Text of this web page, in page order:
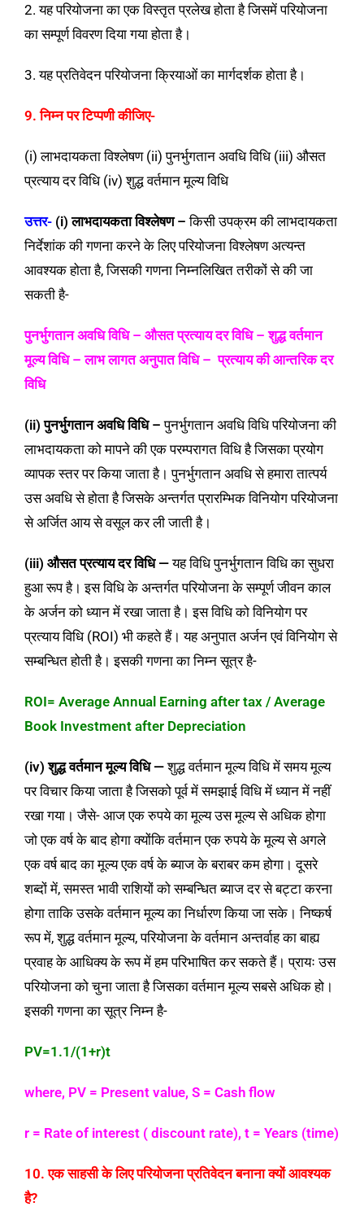
2. यह परियोजना का एक विस्तृत प्रलेख होता है जिसमें परियोजना
का सम्पूर्ण विवरण दिया गया होता है।
3. यह प्रतिवेदन परियोजना क्रियाओं का मार्गदर्शक होता है।
9. निम्न पर टिप्पणी कीजिए-
(i) लाभदायकता विश्लेषण (ii) पुनर्भुगतान अवधि विधि (iii) औसत
प्रत्याय दर विधि (iv) शुद्ध वर्तमान मूल्य विधि
उत्तर- (i) लाभदायकता विश्लेषण – किसी उपक्रम की लाभदायकता
निर्देशांक की गणना करने के लिए परियोजना विश्लेषण अत्यन्त
आवश्यक होता है, जिसकी गणना निम्नलिखित तरीकों से की जा
सकती है-
पुनर्भुगतान अवधि विधि – औसत प्रत्याय दर विधि – शुद्ध वर्तमान
मूल्य विधि – लाभ लागत अनुपात विधि – प्रत्याय की आन्तरिक दर
विधि
(ii) पुनर्भुगतान अवधि विधि – पुनर्भुगतान अवधि विधि परियोजना की
लाभदायकता को मापने की एक परम्परागत विधि है जिसका प्रयोग
व्यापक स्तर पर किया जाता है। पुनर्भुगतान अवधि से हमारा तात्पर्य
उस अवधि से होता है जिसके अन्तर्गत प्रारम्भिक विनियोग परियोजना
से अर्जित आय से वसूल कर ली जाती है।
(iii) औसत प्रत्याय दर विधि —यह विधि पुनर्भुगतान विधि का सुधरा
हुआ रूप है। इस विधि के अन्तर्गत परियोजना के सम्पूर्ण जीवन काल
के अर्जन को ध्यान में रखा जाता है। इस विधि को विनियोग पर
प्रत्याय विधि (ROI) भी कहते हैं। यह अनुपात अर्जन एवं विनियोग से
सम्बन्धित होती है। इसकी गणना का निम्न सूत्र है-
ROI= Average Annual Earning after tax / Average
Book Investment after Depreciation
(iv) शुद्ध वर्तमान मूल्य विधि —शुद्ध वर्तमान मूल्य विधि में समय मूल्य
पर विचार किया जाता है जिसको पूर्व में समझाई विधि में ध्यान में नहीं
रखा गया। जैसे- आज एक रुपये का मूल्य उस मूल्य से अधिक होगा
जो एक वर्ष के बाद होगा क्योंकि वर्तमान एक रुपये के मूल्य से अगले
एक वर्ष बाद का मूल्य एक वर्ष के ब्याज के बराबर कम होगा। दूसरे
शब्दों में, समस्त भावी राशियों को सम्बन्धित ब्याज दर से बट्टा करना
होगा ताकि उसके वर्तमान मूल्य का निर्धारण किया जा सके। निष्कर्ष
रूप में, शुद्ध वर्तमान मूल्य, परियोजना के वर्तमान अन्तर्वाह का बाह्य
प्रवाह के आधिक्य के रूप में हम परिभाषित कर सकते हैं। प्रायः उस
परियोजना को चुना जाता है जिसका वर्तमान मूल्य सबसे अधिक हो।
इसकी गणना का सूत्र निम्न है-
PV=1.1/(1+r)t
where, PV = Present value, S = Cash flow
r = Rate of interest ( discount rate), t = Years (time)
10. एक साहसी के लिए परियोजना प्रतिवेदन बनाना क्यों आवश्यक
है?